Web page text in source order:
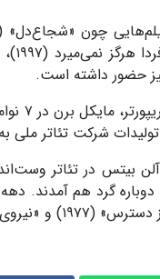
شرکت تئاتر
سال ۱۹۷۱ با آلن بیتس در